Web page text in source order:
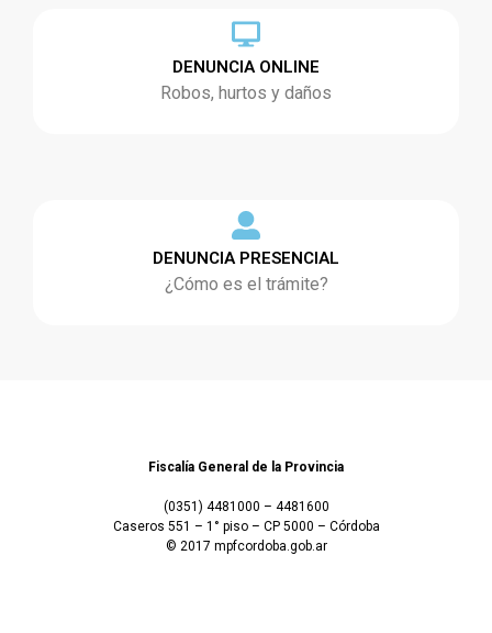
DENUNCIA ONLINE
Robos, hurtos y daños
DENUNCIA PRESENCIAL
¿Cómo es el trámite?
Fiscalía General de la Provincia
(0351) 4481000 – 4481600
Caseros 551 – 1° piso – CP 5000 – Córdoba
© 2017 mpfcordoba.gob.ar